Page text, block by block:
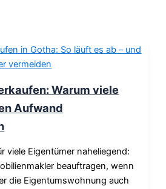
Warum viele
Aufwand
viele Eigentümer naheliegend:
beauftragen, wenn
die Eigentumswohnung auch